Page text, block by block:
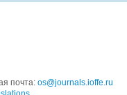
почта: os@journals.ioffe.ru